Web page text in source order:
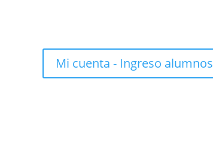
Mi cuenta - Ingreso alumnos